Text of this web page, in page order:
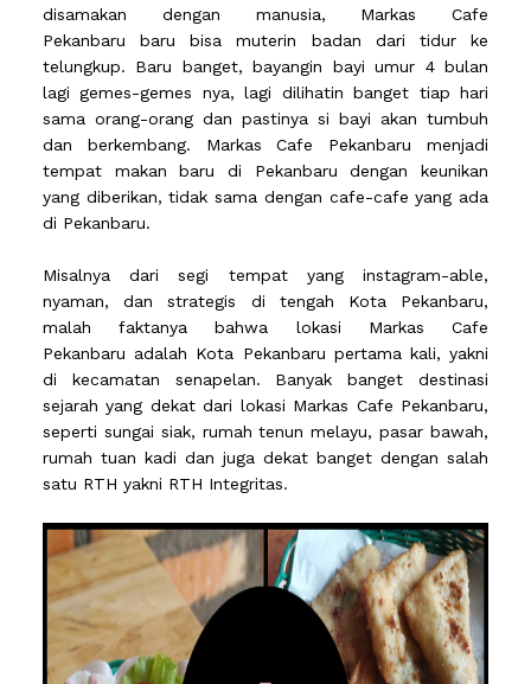
disamakan dengan manusia, Markas Cafe
Pekanbaru baru bisa muterin badan dari tidur ke
telungkup. Baru banget, bayangin bayi umur 4 bulan
lagi gemes-gemes nya, lagi dilihatin banget tiap hari
sama orang-orang dan pastinya si bayi akan tumbuh
dan berkembang. Markas Cafe Pekanbaru menjadi
tempat makan baru di Pekanbaru dengan keunikan
yang diberikan, tidak sama dengan cafe-cafe yang ada
di Pekanbaru.
Misalnya dari segi tempat yang instagram-able,
nyaman, dan strategis di tengah Kota Pekanbaru,
malah faktanya bahwa lokasi Markas Cafe
Pekanbaru adalah Kota Pekanbaru pertama kali, yakni
di kecamatan senapelan. Banyak banget destinasi
sejarah yang dekat dari lokasi Markas Cafe Pekanbaru,
seperti sungai siak, rumah tenun melayu, pasar bawah,
rumah tuan kadi dan juga dekat banget dengan salah
satu RTH yakni RTH Integritas.